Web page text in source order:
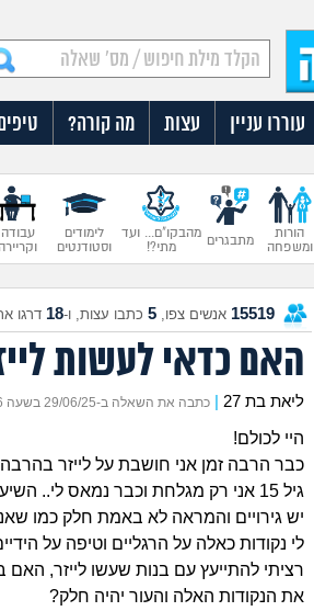
עוררו עניין עצות מה קורה?
הורות
ומשפחה
מתבגרים
מהבקו"ם... ועד
מתי?!
לימודים
וסטודנטים
עבודה
וקריירה
15519 אנשים צפו, 5 כתבו עצות, ו-18 דרגו
האם כדאי לעשות
ליאת בת 27 כתבה את השאלה ב-29/06/25 בשעה 11:46
היי לכולם!
כבר הרבה זמן אני חושבת על לייזר בהרבה
גיל 15 אני רק מגלחת וכבר נמאס לי..
יש גירויים והמראה לא באמת חלק כמו
לי נקודות כאלה על הרגליים וטיפה על
רציתי להתייעץ עם בנות שעשו לייזר,
את הנקודות האלה והעור יהיה חלק?